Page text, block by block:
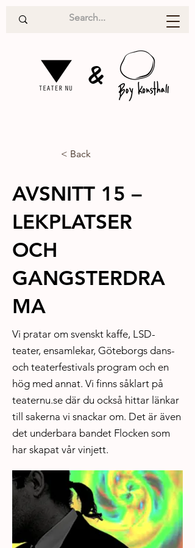
&
< Back
AVSNITT 15 –
LEKPLATSER
OCH
GANGSTERDRA
MA
Vi pratar om svenskt kaffe, LSD-
teater, ensamlekar, Göteborgs dans-
och teaterfestivals program och en
hög med annat. Vi finns såklart på
teaternu.se där du också hittar länkar
till sakerna vi snackar om. Det är även
det underbara bandet Flocken som
har skapat vår vinjett.